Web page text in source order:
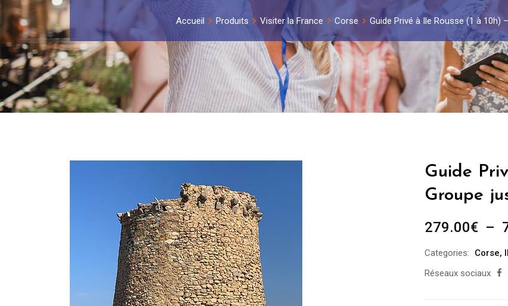
Accueil Produits Visiter la France Corse Guide Privé à Ile Rousse (1 à 10h)
Guide
Groupe
279.00€ –
Categories: Corse,
Réseaux sociaux